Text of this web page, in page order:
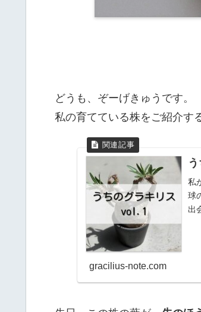
どうも、ぞーげきゅうです。
私の育てている株をご紹介す
私
球
出
gracilius-note.com